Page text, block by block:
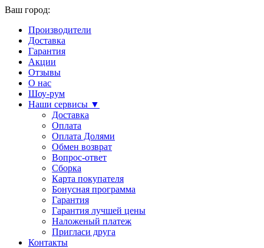
Ваш город:
Производители
Доставка
Гарантия
Акции
Отзывы
О нас
Шоу-рум
Наши сервисы ▼
Доставка
Оплата
Оплата Долями
Обмен возврат
Вопрос-ответ
Сборка
Карта покупателя
Бонусная программа
Гарантия
Гарантия лучшей цены
Наложеный платеж
Пригласи друга
Контакты